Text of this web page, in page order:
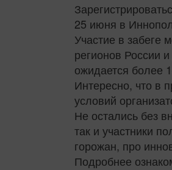
25 июня в
Участие в забеге
регионов России
ожидается более
Интересно, что в
условий
Не остались без
так и участники
горожан, про
Подробнее